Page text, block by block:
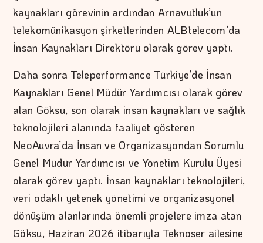
kaynakları görevinin ardından Arnavutluk’un
telekomünikasyon şirketlerinden ALBtelecom’da
İnsan Kaynakları Direktörü olarak görev yaptı.
Daha sonra Teleperformance Türkiye’de İnsan
Kaynakları Genel Müdür Yardımcısı olarak görev
alan Göksu, son olarak insan kaynakları ve sağlık
teknolojileri alanında faaliyet gösteren
NeoAuvra’da İnsan ve Organizasyondan Sorumlu
Genel Müdür Yardımcısı ve Yönetim Kurulu Üyesi
olarak görev yaptı. İnsan kaynakları teknolojileri,
veri odaklı yetenek yönetimi ve organizasyonel
dönüşüm alanlarında önemli projelere imza atan
Göksu, Haziran 2026 itibarıyla Teknoser ailesine